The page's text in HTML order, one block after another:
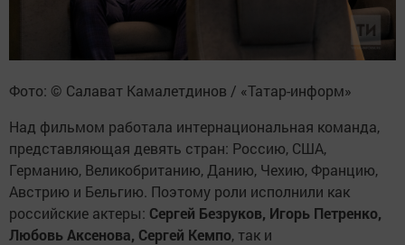
Фото: © Салават Камалетдинов / «Татар-информ»
Над фильмом работала интернациональная команда,
представляющая девять стран: Россию, США,
Германию, Великобританию, Данию, Чехию, Францию,
Австрию и Бельгию. Поэтому роли исполнили как
российские актеры: Сергей Безруков, Игорь Петренко,
Любовь Аксенова, Сергей Кемпо, так и